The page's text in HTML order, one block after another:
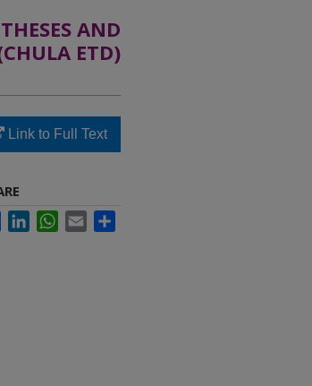
AND
ETD)
Link to Full Text
FacebookLinkedInWhatsApp
Email